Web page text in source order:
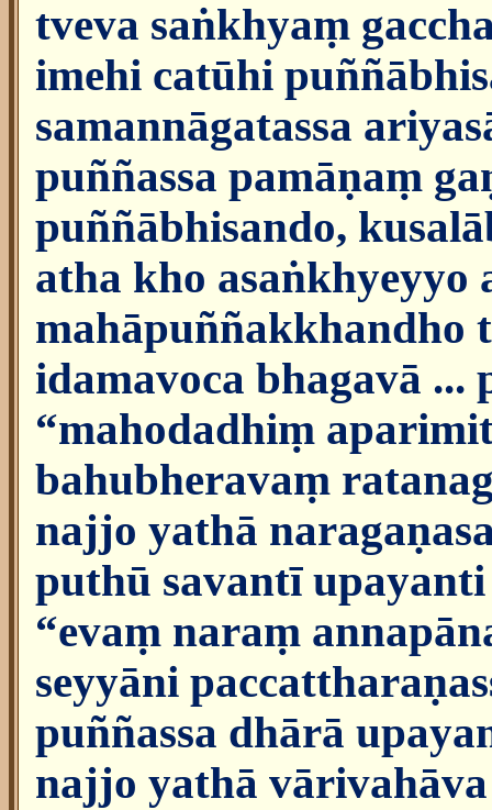
tveva saṅkhyaṃ
imehi catūhi
samannāgatassa
puññassa pamāṇaṃ
puññābhisando,
atha kho asaṅkhyeyyo
mahāpuññakkhandho
idamavoca bhagavā ...
“mahodadhiṃ
bahubheravaṃ
najjo yathā
puthū savantī upayanti
“evaṃ naraṃ
seyyāni
puññassa dhārā
najjo yathā